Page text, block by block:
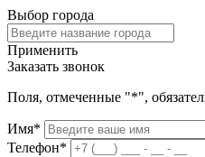
Выбор города
Применить
Заказать звонок
Поля, отмеченные "*",
Имя*
Телефон*